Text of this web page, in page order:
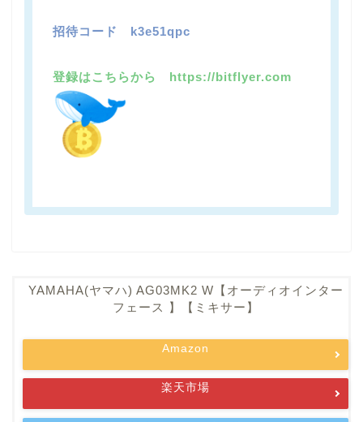
招待コード k3e51qpc
登録はこちらから https://bitflyer.com
YAMAHA(ヤマハ) AG03MK2 W【オーディオインター
フェース 】【ミキサー】
Amazon
楽天市場